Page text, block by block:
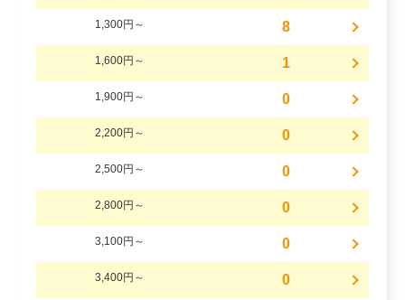
1,300円～ 8
1,600円～ 1
1,900円～ 0
2,200円～ 0
2,500円～ 0
2,800円～ 0
3,100円～ 0
3,400円～ 0